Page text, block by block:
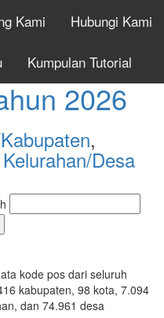
Kami Hubungi Kami
Kumpulan Tutorial
Seluruh
2026
,
Kelurahan/Desa
kode pos dari seluruh
kabupaten, 98 kota, 7.094
dan 74.961 desa